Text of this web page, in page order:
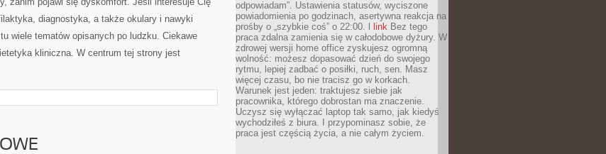
diagnostyka, a także okulary i nawyki
wiele tematów opisanych po ludzku. Ciekawe
kliniczna. W centrum tej strony jest
odpowiadam”. Ustawienia statusów, wyciszone
powiadomienia po godzinach, asertywna reakcja na
prośby o „szybkie coś” o 22:00. l
link Bez tego
praca zdalna zamienia się w całodobowe dyżury. W
zdrowej wersji home office zyskujesz ogromną
wolność: możesz dopasować dzień do swojego
rytmu, lepiej zadbać o posiłki, ruch, sen. Masz
więcej czasu, bo nie tracisz go w korkach.
Warunek jest jeden: traktujesz siebie jak
pracownika, którego dobrostan ma znaczenie.
Uczysz się wyłączać laptop tak samo, jak kiedyś
wychodziłeś z biura. I przypominasz sobie, że
praca jest częścią życia, a nie całym życiem.